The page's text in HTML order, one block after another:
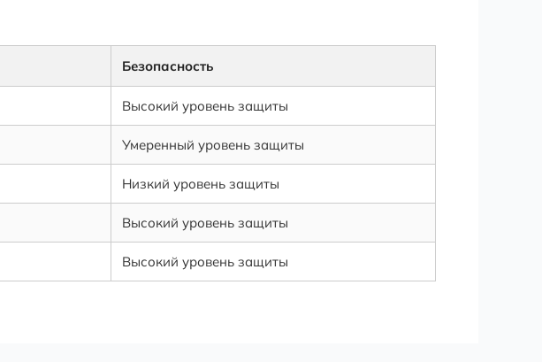
Безопасность
Высокий уровень защиты
Умеренный уровень защиты
Низкий уровень защиты
Высокий уровень защиты
Высокий уровень защиты